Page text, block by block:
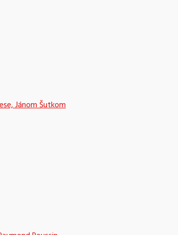
Jánom Šutkom